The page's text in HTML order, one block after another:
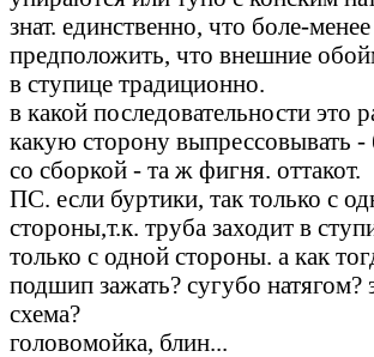
знат. единственно, что боле-
предположить, что внешние
в ступице традиционно.
в какой последовательности это
какую сторону выпрессовывать -
со сборкой - та ж фигня. оттакот.
ПС. если буртики, так только с
стороны,т.к. труба заходит в
только с одной стороны. а как
подшип зажать? сугубо натягом?
схема?
головомойка, блин...